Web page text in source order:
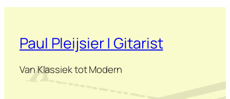
Paul Pleijsier | Gitarist
Van Klassiek tot Modern